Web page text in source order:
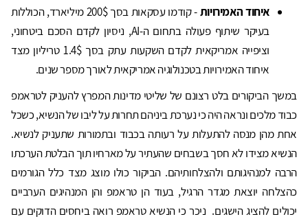
איחוד האמירויות
- קודמו עסקאות בסך 200$ מיליארד, הכוללות
בעיקר שיתוף פעולה בתחום ה-AI, ניסיון לקדם הסכם ביטחוני,
וציפייה אמריקאית לקדם השקעות עתק בסך 1.4$ טריליון מצד
איחוד האמירויות בטכנולוגיה אמריקאית לאורך מספר שנים.
במשך הביקורים בלט רצונם של שליטי מדינות המפרץ להעניק לטראמפ
כבוד מלכים ונראה היה כי נערכת ביניהם תחרות על ליבו של הנשיא, כשכל
אחת מהן מנסה להתעלות על רעותה בכבוד ובתמורות שתעניק לנשיא.
הנשיא מצידו לא חסך בשבחים שהעתיר על מארחיו תוך הבלטת הערכתו
הרבה למנהיגותם ולהצלחותיהם. הביקור כולו מוצג מצד כלל הגורמים
כהצלחה יוצאת מגדר הרגיל, בעוד הן טראמפ והן המנהיגים הערביים
יכולים להציג הישגים. ניכר כי הנשיא טראמפ רואה ביחסים הדוקים עם